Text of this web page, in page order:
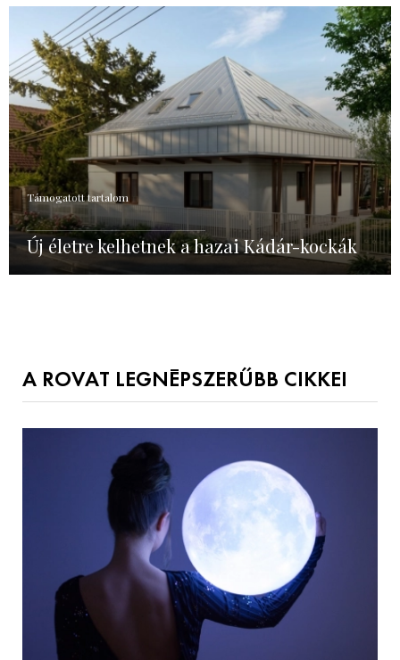
Támogatott tartalom
Új életre kelhetnek a hazai Kádár-kockák
A ROVAT LEGNÉPSZERŰBB CIKKEI